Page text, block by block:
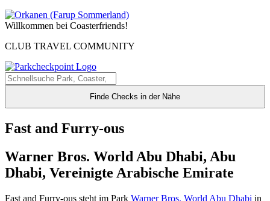
Willkommen bei Coasterfriends!
CLUB TRAVEL COMMUNITY
Finde Checks in der Nähe
Fast and Furry-ous
Warner Bros. World Abu Dhabi, Abu
Dhabi, Vereinigte Arabische Emirate
Fast and Furry-ous steht im Park Warner Bros. World Abu Dhabi in